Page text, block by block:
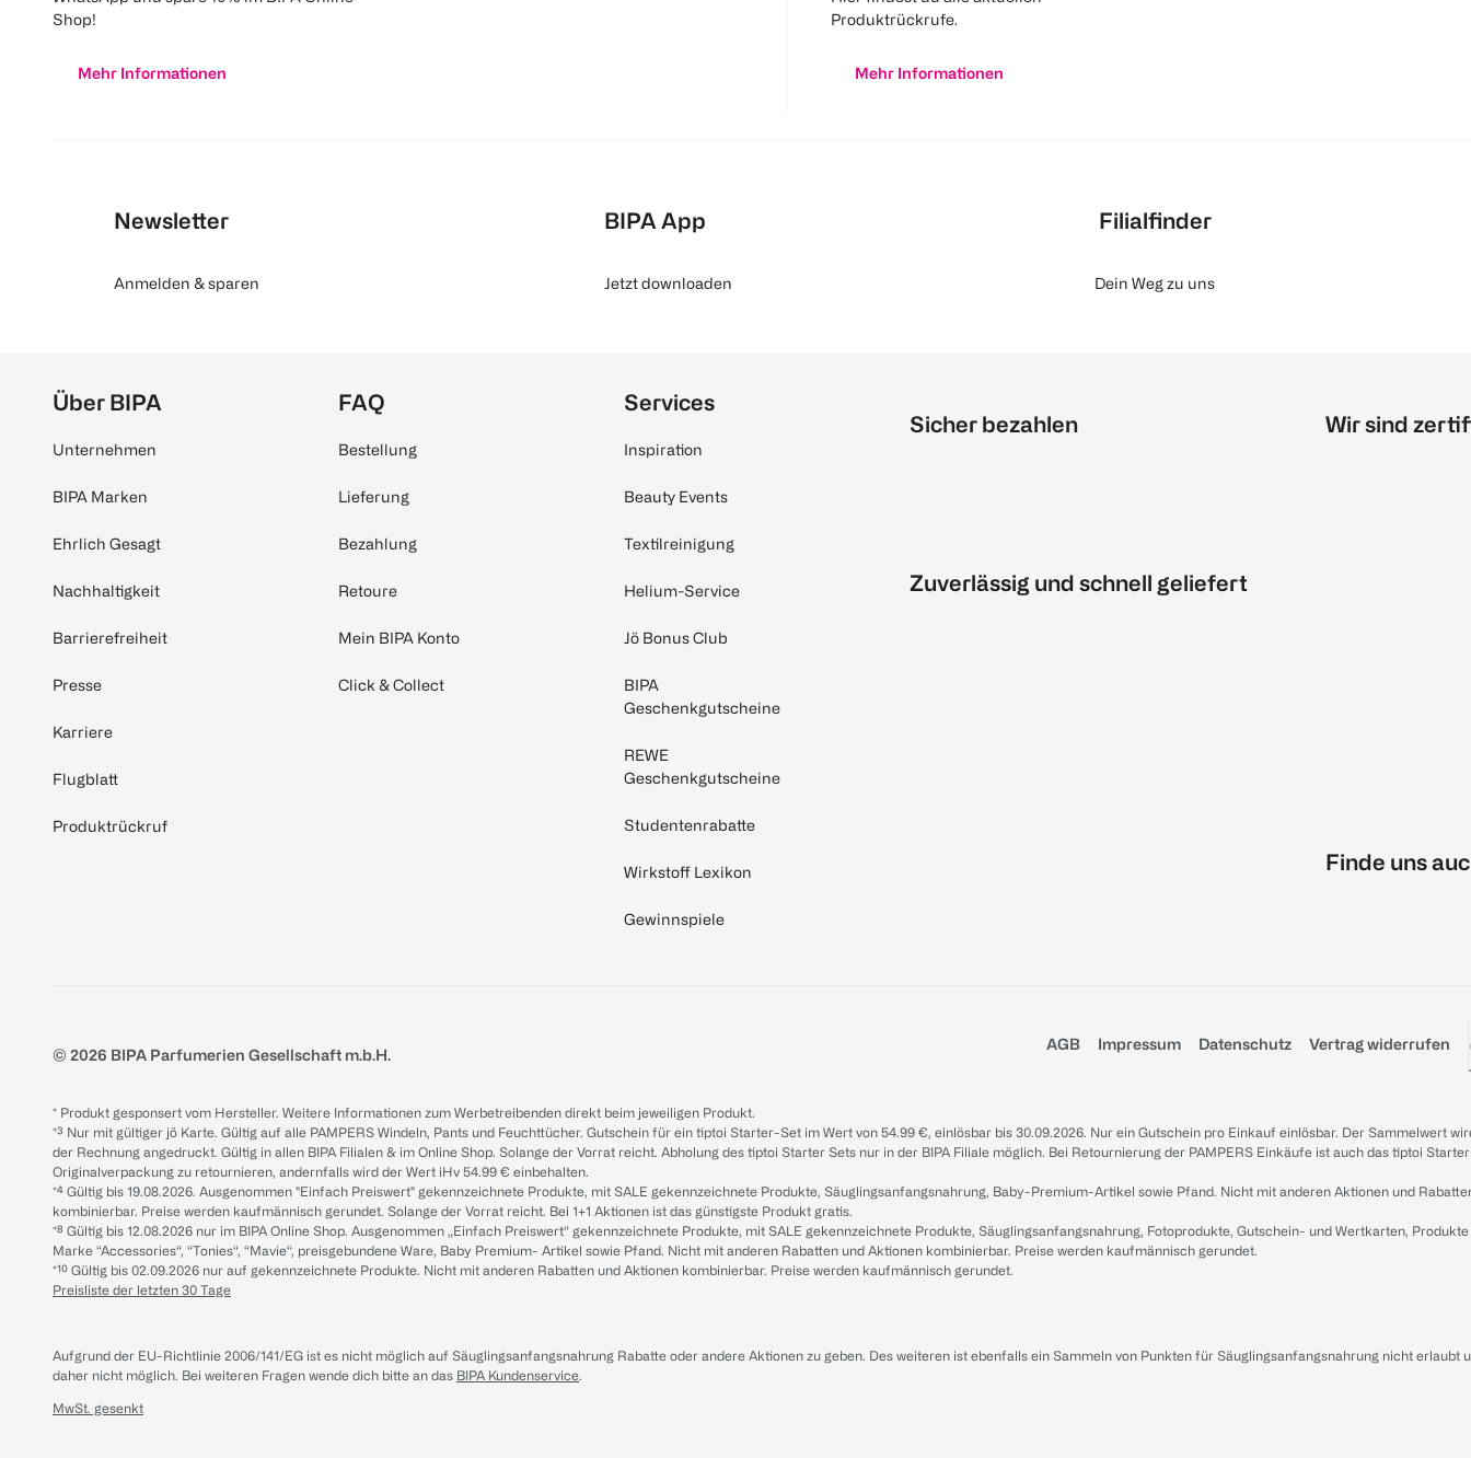
Shop!
Mehr Informationen
Produktrückrufe.
Mehr Informationen
Newsletter
Anmelden & sparen
BIPA App
Jetzt downloaden
Filialfinder
Dein Weg zu uns
Über BIPA
Unternehmen
BIPA Marken
Ehrlich Gesagt
Nachhaltigkeit
Barrierefreiheit
Presse
Karriere
Flugblatt
Produktrückruf
FAQ
Bestellung
Lieferung
Bezahlung
Retoure
Mein BIPA Konto
Click & Collect
Services
Inspiration
Beauty Events
Textilreinigung
Helium-Service
Jö Bonus Club
BIPA
Geschenkgutscheine
REWE
Geschenkgutscheine
Studentenrabatte
Wirkstoff Lexikon
Gewinnspiele
Sicher bezahlen
Zuverlässig und schnell geliefert
Wir sind
Finde uns
© 2026 BIPA Parfumerien Gesellschaft m.b.H.
AGB Impressum Datenschutz Vertrag widerrufen
* Produkt gesponsert vom Hersteller. Weitere Informationen zum Werbetreibenden direkt beim jeweiligen Produkt.
*³ Nur mit gültiger jö Karte. Gültig auf alle PAMPERS Windeln, Pants und Feuchttücher. Gutschein für ein tiptoi Starter-Set im Wert von 54.99 €, einlösbar bis 30.09.2026. Nur ein Gutschein pro Einkauf einlösbar. Der Sammelwert
der Rechnung angedruckt. Gültig in allen BIPA Filialen & im Online Shop. Solange der Vorrat reicht. Abholung des tiptoi Starter Sets nur in der BIPA Filiale möglich. Bei Retournierung der PAMPERS Einkäufe ist auch das tiptoi
Originalverpackung zu retournieren, andernfalls wird der Wert iHv 54.99 € einbehalten.
*⁴ Gültig bis 19.08.2026. Ausgenommen "Einfach Preiswert" gekennzeichnete Produkte, mit SALE gekennzeichnete Produkte, Säuglingsanfangsnahrung, Baby-Premium-Artikel sowie Pfand. Nicht mit anderen Aktionen und
kombinierbar. Preise werden kaufmännisch gerundet. Solange der Vorrat reicht. Bei 1+1 Aktionen ist das günstigste Produkt gratis.
*⁸ Gültig bis 12.08.2026 nur im BIPA Online Shop. Ausgenommen „Einfach Preiswert“ gekennzeichnete Produkte, mit SALE gekennzeichnete Produkte, Säuglingsanfangsnahrung, Fotoprodukte, Gutschein- und Wertkarten,
Marke “Accessories“, “Tonies“, “Mavie“, preisgebundene Ware, Baby Premium- Artikel sowie Pfand. Nicht mit anderen Rabatten und Aktionen kombinierbar. Preise werden kaufmännisch gerundet.
*¹⁰ Gültig bis 02.09.2026 nur auf gekennzeichnete Produkte. Nicht mit anderen Rabatten und Aktionen kombinierbar. Preise werden kaufmännisch gerundet.
Preisliste der letzten 30 Tage
Aufgrund der EU-Richtlinie 2006/141/EG ist es nicht möglich auf Säuglingsanfangsnahrung Rabatte oder andere Aktionen zu geben. Des weiteren ist ebenfalls ein Sammeln von Punkten für Säuglingsanfangsnahrung nicht erlaubt
daher nicht möglich. Bei weiteren Fragen wende dich bitte an das BIPA Kundenservice.
MwSt. gesenkt